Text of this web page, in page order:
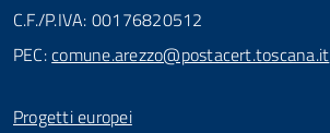
C.F./P.IVA: 00176820512
PEC:comune.arezzo@postacert.toscana.it
Progetti europei